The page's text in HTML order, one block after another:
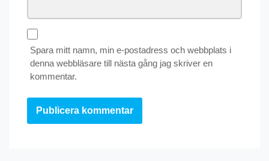
Spara mitt namn, min e-postadress och webbplats i
denna webbläsare till nästa gång jag skriver en
kommentar.